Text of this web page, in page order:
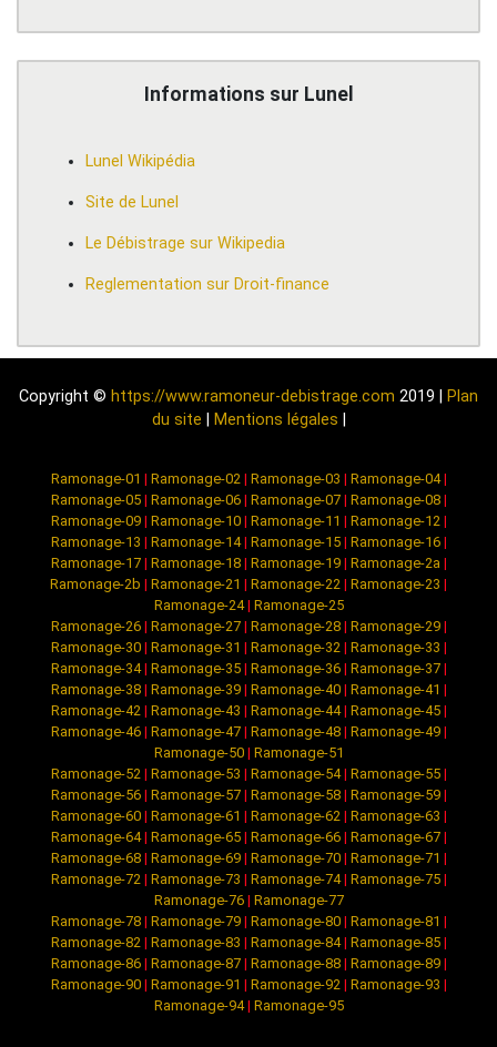
Informations sur Lunel
Lunel Wikipédia
Site de Lunel
Le Débistrage sur Wikipedia
Reglementation sur Droit-finance
Copyright © https://www.ramoneur-debistrage.com 2019 |
Plan
du site
Mentions légales
Ramonage-01 | Ramonage-02| Ramonage-03 | Ramonage-04|
Ramonage-05| Ramonage-06| Ramonage-07| Ramonage-08|
Ramonage-09| Ramonage-10| Ramonage-11 | Ramonage-12|
Ramonage-13 | Ramonage-14| Ramonage-15| Ramonage-16|
Ramonage-17| Ramonage-18| Ramonage-19| Ramonage-2a |
Ramonage-2b | Ramonage-21 | Ramonage-22 | Ramonage-23 |
Ramonage-24| Ramonage-25
Ramonage-26| Ramonage-27| Ramonage-28| Ramonage-29|
Ramonage-30| Ramonage-31 | Ramonage-32| Ramonage-33 |
Ramonage-34| Ramonage-35| Ramonage-36| Ramonage-37|
Ramonage-38| Ramonage-39| Ramonage-40| Ramonage-41 |
Ramonage-42| Ramonage-43 | Ramonage-44| Ramonage-45|
Ramonage-46| Ramonage-47| Ramonage-48| Ramonage-49|
Ramonage-50| Ramonage-51
Ramonage-52| Ramonage-53 | Ramonage-54| Ramonage-55|
Ramonage-56| Ramonage-57| Ramonage-58| Ramonage-59|
Ramonage-60| Ramonage-61 | Ramonage-62| Ramonage-63 |
Ramonage-64| Ramonage-65| Ramonage-66| Ramonage-67|
Ramonage-68| Ramonage-69| Ramonage-70| Ramonage-71 |
Ramonage-72| Ramonage-73 | Ramonage-74| Ramonage-75|
Ramonage-76| Ramonage-77
Ramonage-78| Ramonage-79| Ramonage-80| Ramonage-81 |
Ramonage-82| Ramonage-83 | Ramonage-84| Ramonage-85|
Ramonage-86| Ramonage-87| Ramonage-88| Ramonage-89|
Ramonage-90| Ramonage-91 | Ramonage-92| Ramonage-93 |
Ramonage-94| Ramonage-95